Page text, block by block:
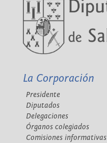
La Corporación
Presidente
Diputados
Delegaciones
Órganos colegiados
Comisiones informativas